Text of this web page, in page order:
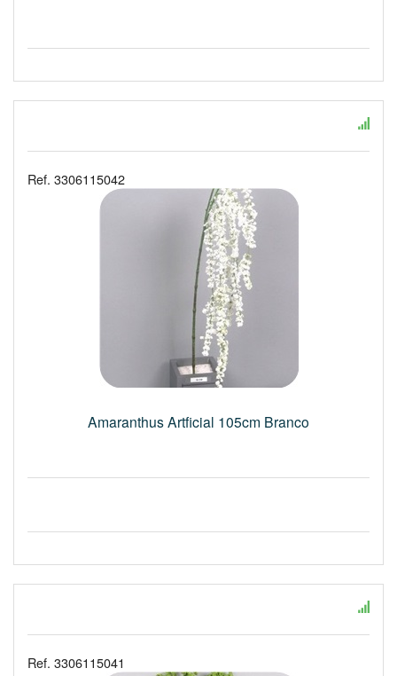
Ref. 3306115042
Amaranthus Artficial 105cm Branco
Ref. 3306115041